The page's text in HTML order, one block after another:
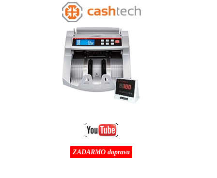
ZADARMO doprava